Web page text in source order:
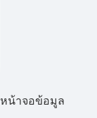
หน้าจอข้อมูล